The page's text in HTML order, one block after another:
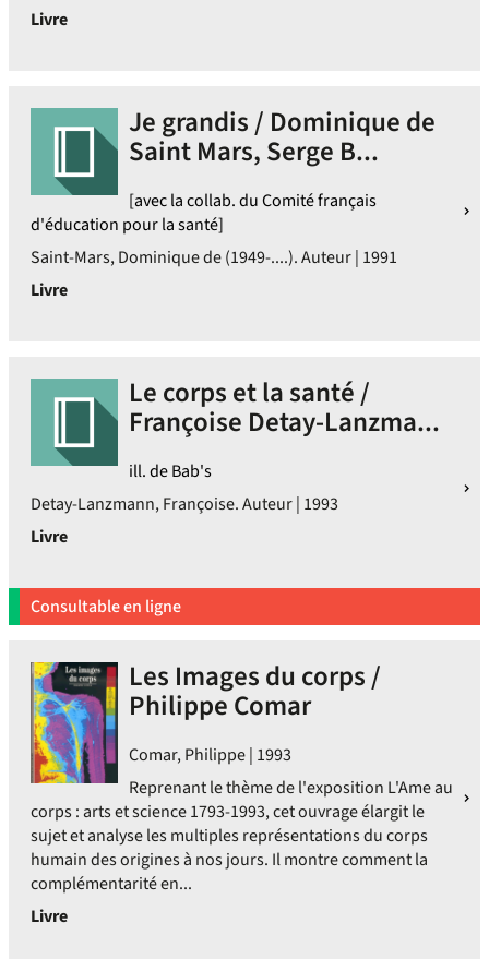
Livre
Je grandis / Dominique de
Saint Mars, Serge B...
[avec la collab. du Comité français
d'éducation pour la santé]
Saint-Mars, Dominique de (1949-....). Auteur | 1991
Livre
Le corps et la santé /
Françoise Detay-Lanzma...
ill. de Bab's
Detay-Lanzmann, Françoise. Auteur | 1993
Livre
Consultable en ligne
Les Images du corps /
Philippe Comar
Comar, Philippe | 1993
Reprenant le thème de l'exposition L'Ame au
corps : arts et science 1793-1993, cet ouvrage élargit le
sujet et analyse les multiples représentations du corps
humain des origines à nos jours. Il montre comment la
complémentarité en...
Livre